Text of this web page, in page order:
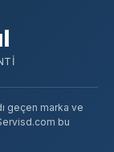
geçen marka ve
bu